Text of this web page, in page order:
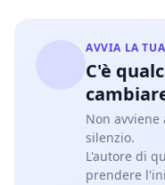
AVVIA LA
C'è
Non
silenzio.
L'autore di
prendere